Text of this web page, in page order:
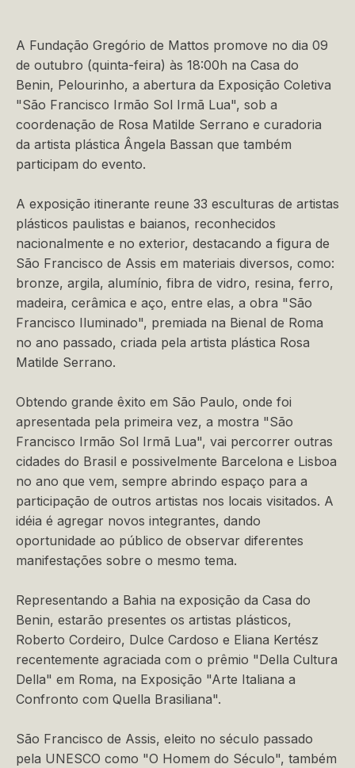
A Fundação Gregório de Mattos promove no dia 09
de outubro (quinta-feira) às 18:00h na Casa do
Benin, Pelourinho, a abertura da Exposição Coletiva
"São Francisco Irmão Sol Irmã Lua", sob a
coordenação de Rosa Matilde Serrano e curadoria
da artista plástica Ângela Bassan que também
participam do evento.
A exposição itinerante reune 33 esculturas de artistas
plásticos paulistas e baianos, reconhecidos
nacionalmente e no exterior, destacando a figura de
São Francisco de Assis em materiais diversos, como:
bronze, argila, alumínio, fibra de vidro, resina, ferro,
madeira, cerâmica e aço, entre elas, a obra "São
Francisco Iluminado", premiada na Bienal de Roma
no ano passado, criada pela artista plástica Rosa
Matilde Serrano.
Obtendo grande êxito em São Paulo, onde foi
apresentada pela primeira vez, a mostra "São
Francisco Irmão Sol Irmã Lua", vai percorrer outras
cidades do Brasil e possivelmente Barcelona e Lisboa
no ano que vem, sempre abrindo espaço para a
participação de outros artistas nos locais visitados. A
idéia é agregar novos integrantes, dando
oportunidade ao público de observar diferentes
manifestações sobre o mesmo tema.
Representando a Bahia na exposição da Casa do
Benin, estarão presentes os artistas plásticos,
Roberto Cordeiro, Dulce Cardoso e Eliana Kertész
recentemente agraciada com o prêmio "Della Cultura
Della" em Roma, na Exposição "Arte Italiana a
Confronto com Quella Brasiliana".
São Francisco de Assis, eleito no século passado
pela UNESCO como "O Homem do Século", também